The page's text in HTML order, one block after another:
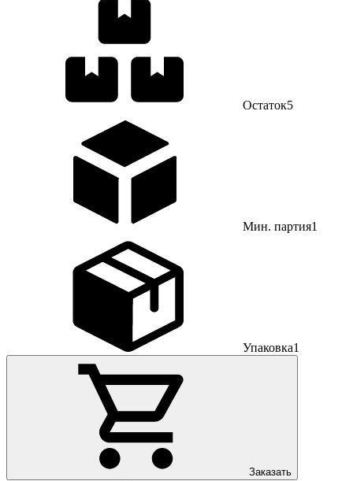
Остаток5
Мин. партия1
Упаковка1
Заказать